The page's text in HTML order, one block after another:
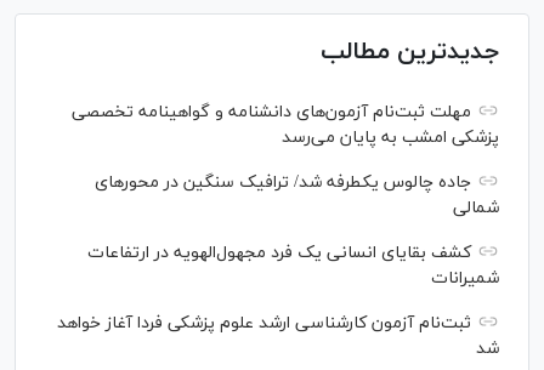
جدیدترین مطالب
مهلت ثبت‌نام آزمون‌های دانشنامه و گواهینامه تخصصی
پزشکی امشب به پایان می‌رسد
جاده چالوس یکطرفه شد/ ترافیک سنگین در محورهای
شمالی
کشف بقایای انسانی یک فرد مجهول‌الهویه در ارتفاعات
شمیرانات
ثبت‌نام آزمون کارشناسی ارشد علوم پزشکی فردا آغاز خواهد
شد